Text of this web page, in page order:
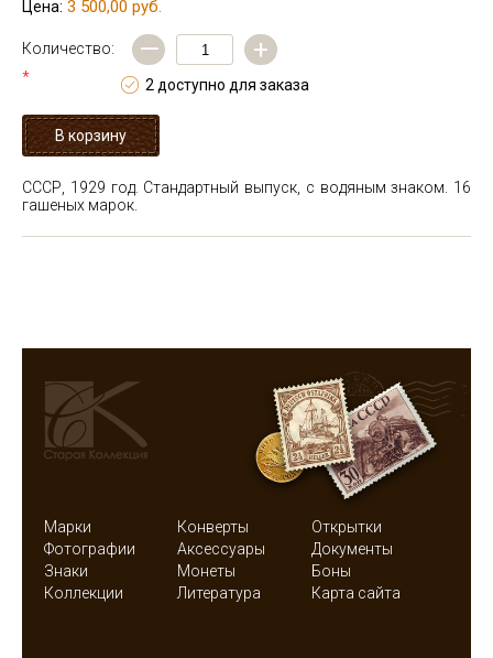
Цена: 3 500,00 руб.
Количество:
*
— +
2 доступно для заказа
СССР, 1929 год. Стандартный выпуск, с водяным знаком. 16
гашеных марок.
Марки Конверты
Открытки
Фотографии
Аксессуары
Документы
Знаки
Монеты
Боны
Коллекции
Литература Карта сайта